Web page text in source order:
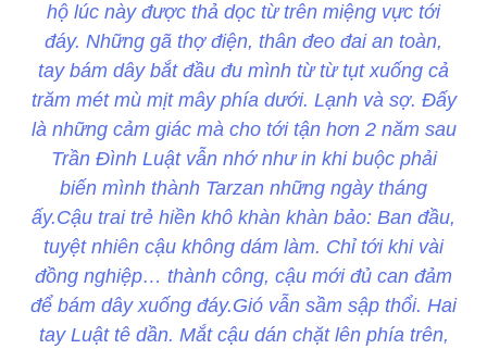
hộ lúc này được thả dọc từ trên miệng vực tới
đáy. Những gã thợ điện, thân đeo đai an toàn,
tay bám dây bắt đầu đu mình từ từ tụt xuống cả
trăm mét mù mịt mây phía dưới. Lạnh và sợ. Đấy
là những cảm giác mà cho tới tận hơn 2 năm sau
Trần Đình Luật vẫn nhớ như in khi buộc phải
biến mình thành Tarzan những ngày tháng
ấy.Cậu trai trẻ hiền khô khàn khàn bảo: Ban đầu,
tuyệt nhiên cậu không dám làm. Chỉ tới khi vài
đồng nghiệp… thành công, cậu mới đủ can đảm
để bám dây xuống đáy.Gió vẫn sầm sập thổi. Hai
tay Luật tê dần. Mắt cậu dán chặt lên phía trên,